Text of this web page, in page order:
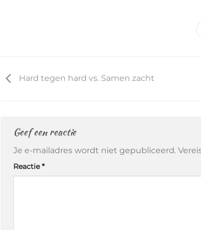
Hard tegen hard vs. Samen zacht
Geef een reactie
Je e-mailadres wordt niet gepubliceerd.
Reactie*